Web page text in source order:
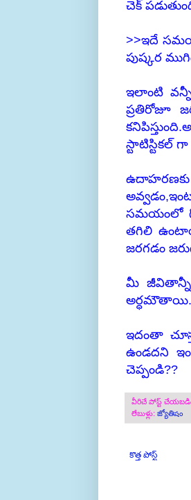
చెక్
>>ఇదే
పుష్కర
ఇలాంటి
ప్రతిరోజూ
స్టాటిస్టికల్
సమయంలో
తగిలి
జరగడం
మీ
అర్ధమౌతాయి.
ఇదంతా
ఉండదని
చెప్పండి??
వీరిచే పోస్ట్
లేబుళ్లు: జ్యోతిషం
కొత్త పోస్ట్